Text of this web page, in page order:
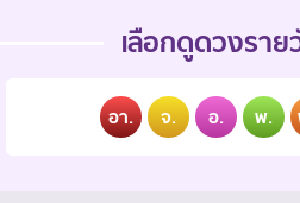
เลือกดูดวงรา
อา. จ. อ. พ.